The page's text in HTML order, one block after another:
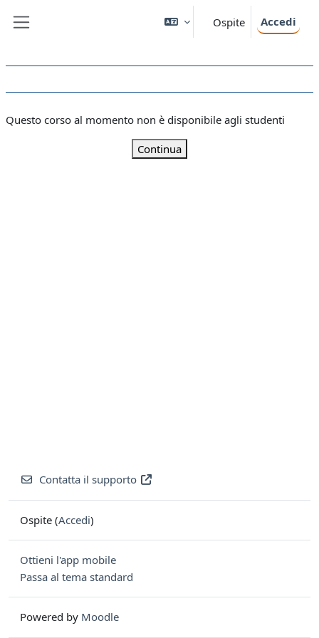
Ospite Accedi
Questo corso al momento non è disponibile agli studenti
Continua
Contatta il supporto
Ospite (Accedi)
Ottieni l'app mobile
Passa al tema standard
Powered by Moodle